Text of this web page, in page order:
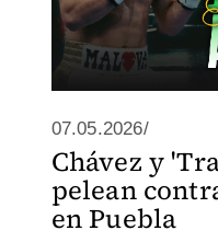
07.05.2026/
Chávez y
pelean
en Puebla